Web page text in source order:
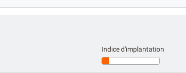
Indice d'implantation